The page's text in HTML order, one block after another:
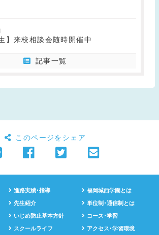
】来校相談会随時開催中
記事一覧
このページをシェア
進路実績･指導 福岡城西学園とは
先生紹介 単位制･通信制とは
いじめ防止基本方針 コース･学習
スクールライフ アクセス･学習環境